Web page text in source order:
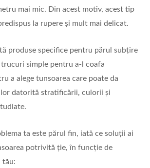
mai mic. Din acest motiv, acest tip
la rupere și mult mai delicat.
produse specifice pentru părul subțire
trucuri simple pentru a-l coafa
a alege tunsoarea care poate da
datorită stratificării, culorii și
ta este părul fin, iată ce soluții ai
potrivită ție, în funcție de
tău: